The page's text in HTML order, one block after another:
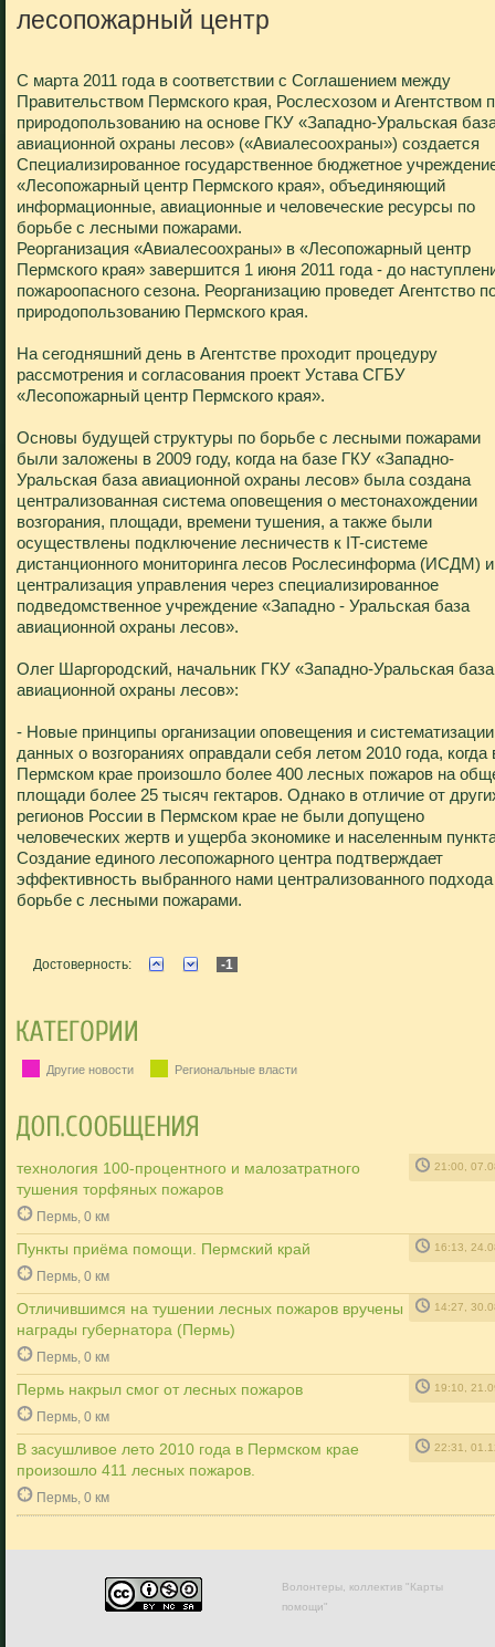
лесопожарный центр
С марта 2011 года в соответствии с Соглашением между
Правительством Пермского края, Рослесхозом и Агентством
природопользованию на основе ГКУ «Западно-Уральская
авиационной охраны лесов» («Авиалесоохраны») создается
Специализированное государственное бюджетное
«Лесопожарный центр Пермского края», объединяющий
информационные, авиационные и человеческие ресурсы по
борьбе с лесными пожарами.
Реорганизация «Авиалесоохраны» в «Лесопожарный центр
Пермского края» завершится 1 июня 2011 года - до
пожароопасного сезона. Реорганизацию проведет Агентство
природопользованию Пермского края.
На сегодняшний день в Агентстве проходит процедуру
рассмотрения и согласования проект Устава СГБУ
«Лесопожарный центр Пермского края».
Основы будущей структуры по борьбе с лесными пожарами
были заложены в 2009 году, когда на базе ГКУ «Западно-
Уральская база авиационной охраны лесов» была создана
централизованная система оповещения о местонахождении
возгорания, площади, времени тушения, а также были
осуществлены подключение лесничеств к IT-системе
дистанционного мониторинга лесов Рослесинформа (ИСДМ) и
централизация управления через специализированное
подведомственное учреждение «Западно - Уральская база
авиационной охраны лесов».
Олег Шаргородский, начальник ГКУ «Западно-Уральская база
авиационной охраны лесов»:
- Новые принципы организации оповещения и систематизации
данных о возгораниях оправдали себя летом 2010 года, когда
Пермском крае произошло более 400 лесных пожаров на
площади более 25 тысяч гектаров. Однако в отличие от
регионов России в Пермском крае не были допущено
человеческих жертв и ущерба экономике и населенным
Создание единого лесопожарного центра подтверждает
эффективность выбранного нами централизованного подхода
борьбе с лесными пожарами.
Достоверность: -1
Другие новости Региональные власти
технология 100-процентного и малозатратного
тушения торфяных пожаров
21:00,
Пермь, 0 км
Пункты приёма помощи. Пермский край 16:13,
Пермь, 0 км
Отличившимся на тушении лесных пожаров вручены
награды губернатора (Пермь)
14:27,
Пермь, 0 км
Пермь накрыл смог от лесных пожаров 19:10,
Пермь, 0 км
В засушливое лето 2010 года в Пермском крае
произошло 411 лесных пожаров.
22:31,
Пермь, 0 км
Волонтеры, коллектив "Карты
помощи"